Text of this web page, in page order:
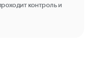
контроль и